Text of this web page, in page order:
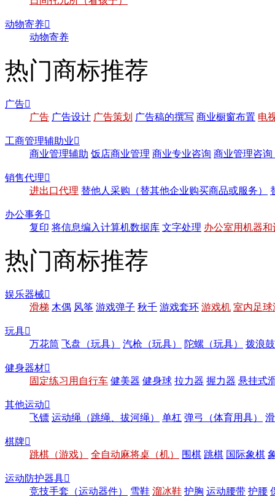
动物寄养
动物寄养
热门商标推荐
广告
广告 广告设计 广告策划 广告稿的撰写 商业橱窗布置 电
工商管理辅助业
商业管理辅助 饭店商业管理 商业专业咨询 商业管理咨询
销售代理
进出口代理 替他人采购（替其他企业购买商品或服务）
办公事务
复印 将信息编入计算机数据库 文字处理 办公室用机器
热门商标推荐
娱乐器械
滑梯 木偶 风筝 游戏弹子 秋千 游戏套环 游戏机 室内足球
玩具
万花筒 飞盘（玩具） 汽枪（玩具） 陀螺（玩具） 拨浪
健身器材
固定练习用自行车 健美器 健身球 拉力器 握力器 悬挂式
其他运动
飞镖 运动绳（跳绳、拔河绳） 单杠 弹弓（体育用具）
棋牌
跳棋（游戏）
全自动麻将桌（机） 围棋 跳棋 国际象棋
运动防护器具
竞技手套（运动器件）
雪鞋 溜冰鞋 护胸 运动腰带 护腰